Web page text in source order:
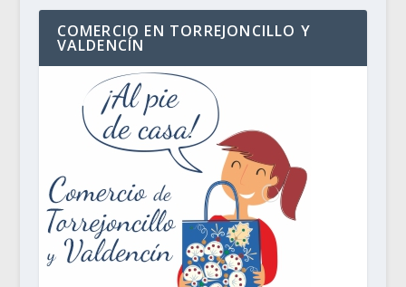
COMERCIO EN TORREJONCILLO Y
VALDENCÍN